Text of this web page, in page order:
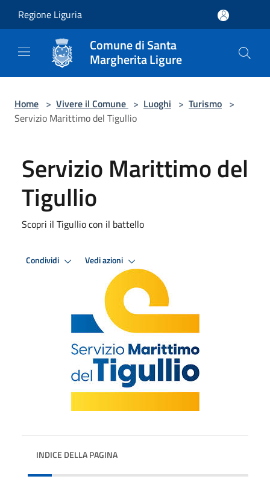
Regione Liguria
Comune di Santa
Margherita Ligure
Home > Vivere il Comune > Luoghi > Turismo >
Servizio Marittimo del Tigullio
Servizio Marittimo del
Tigullio
Scopri il Tigullio con il battello
Condividi Vedi azioni
INDICE DELLA PAGINA